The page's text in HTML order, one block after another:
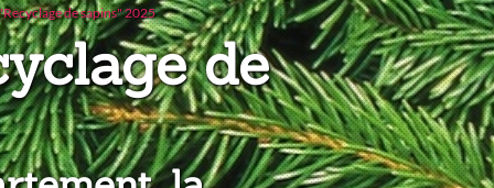
de sapins" 2025
de